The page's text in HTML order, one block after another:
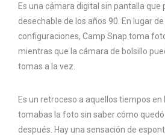
Es una cámara digital sin pantalla que
desechable de los años 90. En lugar
configuraciones, Camp Snap toma
mientras que la cámara de bolsillo
tomas a la vez.
Es un retroceso a aquellos tiempos
tomabas la foto sin saber cómo
después. Hay una sensación de